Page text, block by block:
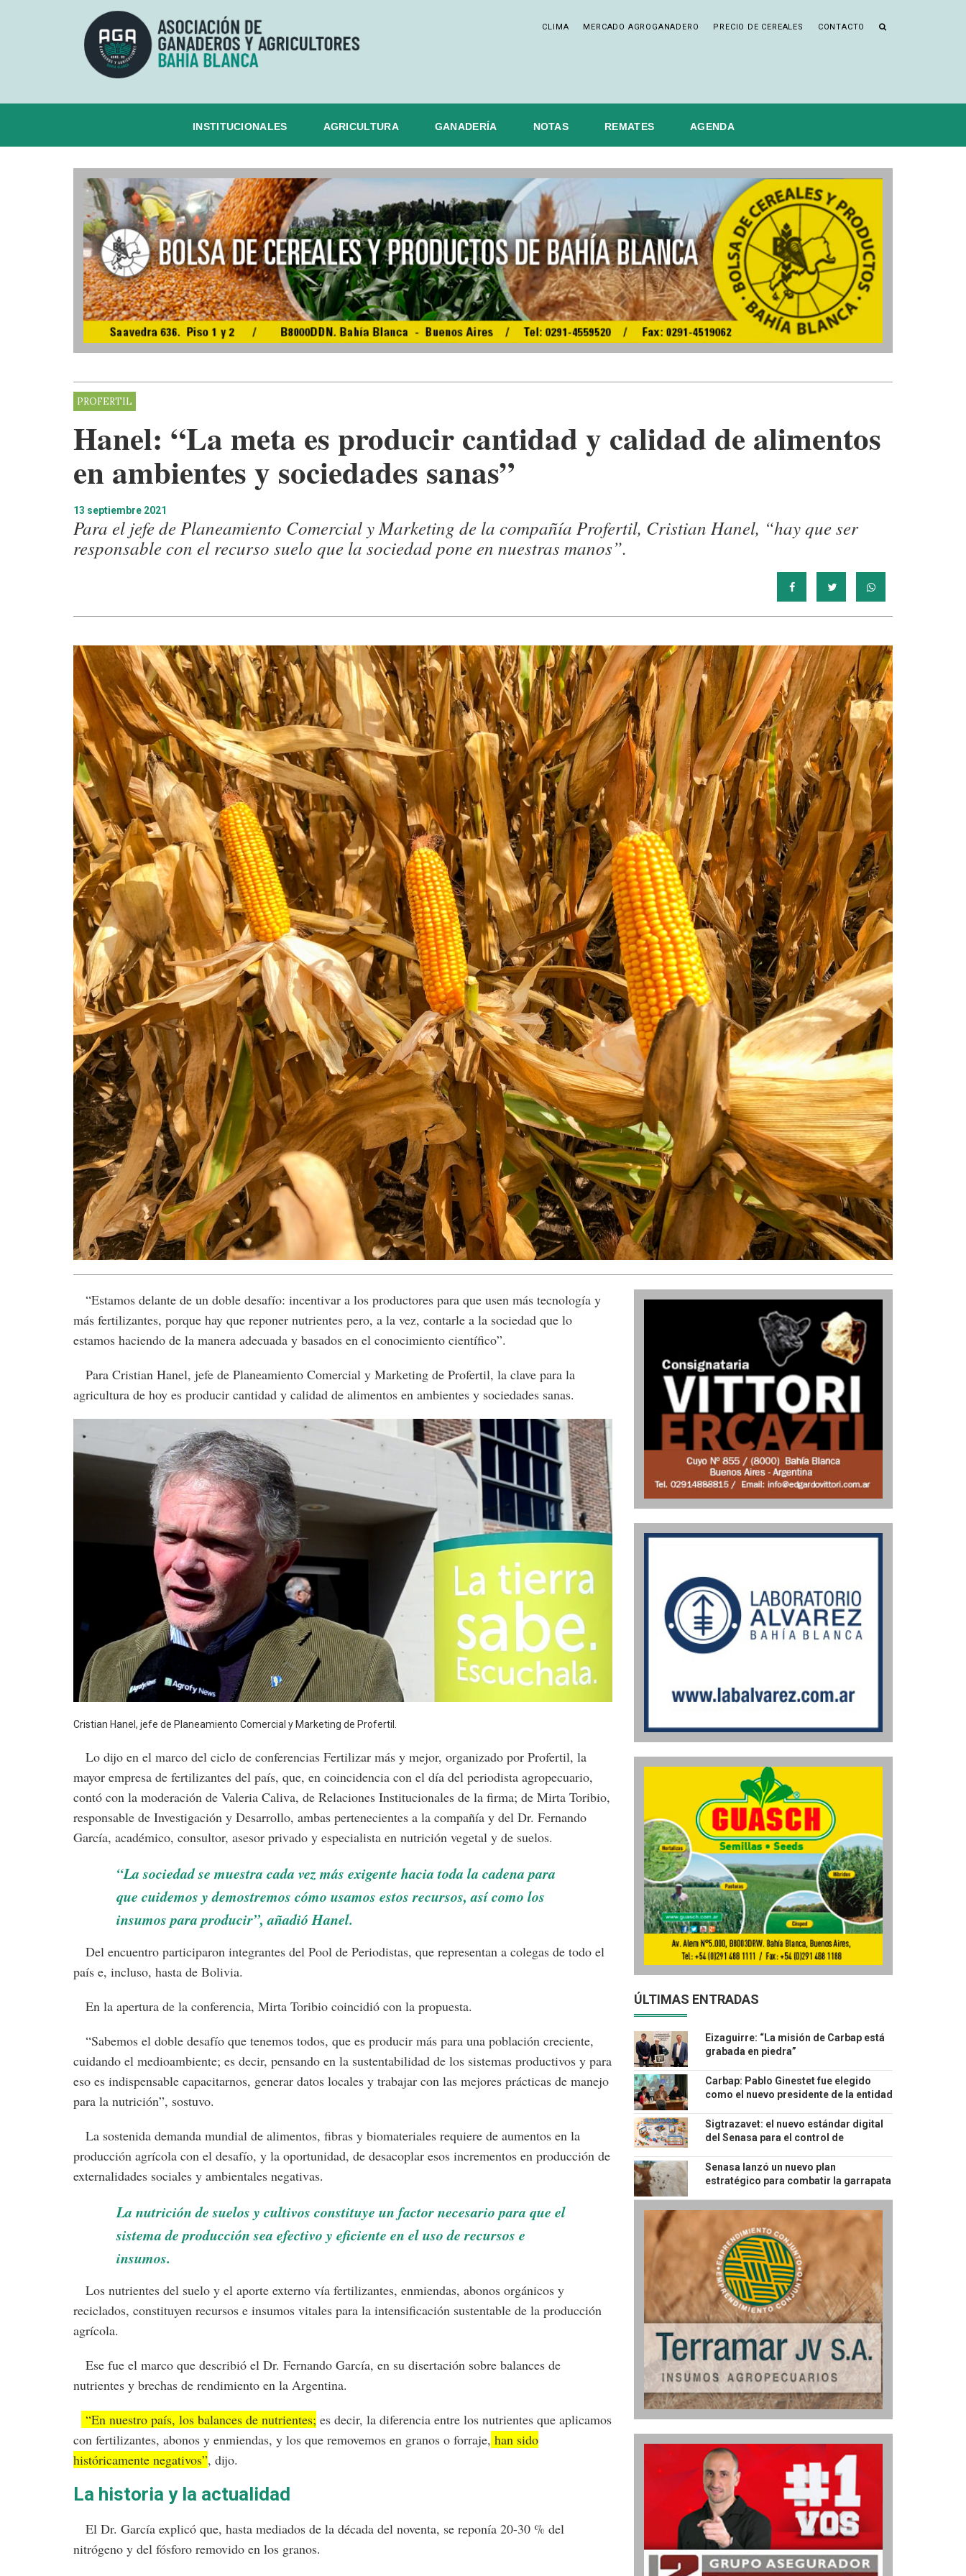
CLIMA MERCADO AGROGANADERO PRECIO DE CEREALES CONTACTO
INSTITUCIONALES AGRICULTURA GANADERÍA NOTAS REMATES AGENDA
PROFERTIL
Hanel: “La meta es producir cantidad y calidad de alimentos
en ambientes y sociedades sanas”
13 septiembre 2021
Para el jefe de Planeamiento Comercial y Marketing de la compañía Profertil, Cristian Hanel, “hay que ser
responsable con el recurso suelo que la sociedad pone en nuestras manos”.
“Estamos delante de un doble desafío: incentivar a los productores para que usen más tecnología y
más fertilizantes, porque hay que reponer nutrientes pero, a la vez, contarle a la sociedad que lo
estamos haciendo de la manera adecuada y basados en el conocimiento científico”.
Para Cristian Hanel, jefe de Planeamiento Comercial y Marketing de Profertil, la clave para la
agricultura de hoy es producir cantidad y calidad de alimentos en ambientes y sociedades sanas.
Cristian Hanel, jefe de Planeamiento Comercial y Marketing de Profertil.
Lo dijo en el marco del ciclo de conferencias Fertilizar más y mejor, organizado por Profertil, la
mayor empresa de fertilizantes del país, que, en coincidencia con el día del periodista agropecuario,
contó con la moderación de Valeria Caliva, de Relaciones Institucionales de la firma; de Mirta Toribio,
responsable de Investigación y Desarrollo, ambas pertenecientes a la compañía y del Dr. Fernando
García, académico, consultor, asesor privado y especialista en nutrición vegetal y de suelos.
“La sociedad se muestra cada vez más exigente hacia toda la cadena para
que cuidemos y demostremos cómo usamos estos recursos, así como los
insumos para producir”, añadió Hanel.
Del encuentro participaron integrantes del Pool de Periodistas, que representan a colegas de todo el
país e, incluso, hasta de Bolivia.
En la apertura de la conferencia, Mirta Toribio coincidió con la propuesta.
“Sabemos el doble desafío que tenemos todos, que es producir más para una población creciente,
cuidando el medioambiente; es decir, pensando en la sustentabilidad de los sistemas productivos y para
eso es indispensable capacitarnos, generar datos locales y trabajar con las mejores prácticas de manejo
para la nutrición”, sostuvo.
La sostenida demanda mundial de alimentos, fibras y biomateriales requiere de aumentos en la
producción agrícola con el desafío, y la oportunidad, de desacoplar esos incrementos en producción de
externalidades sociales y ambientales negativas.
La nutrición de suelos y cultivos constituye un factor necesario para que el
sistema de producción sea efectivo y eficiente en el uso de recursos e
insumos.
Los nutrientes del suelo y el aporte externo vía fertilizantes, enmiendas, abonos orgánicos y
reciclados, constituyen recursos e insumos vitales para la intensificación sustentable de la producción
agrícola.
Ese fue el marco que describió el Dr. Fernando García, en su disertación sobre balances de
nutrientes y brechas de rendimiento en la Argentina.
“En nuestro país, los balances de nutrientes; es decir, la diferencia entre los nutrientes que aplicamos
con fertilizantes, abonos y enmiendas, y los que removemos en granos o forraje, han sido
históricamente negativos”, dijo.
La historia y la actualidad
El Dr. García explicó que, hasta mediados de la década del noventa, se reponía 20-30 % del
nitrógeno y del fósforo removido en los granos.
ÚLTIMAS ENTRADAS
Eizaguirre: “La misión de Carbap está
grabada en piedra”
Carbap: Pablo Ginestet fue elegido
como el nuevo presidente de la entidad
Sigtrazavet: el nuevo estándar digital
del Senasa para el control de
Senasa lanzó un nuevo plan
estratégico para combatir la garrapata